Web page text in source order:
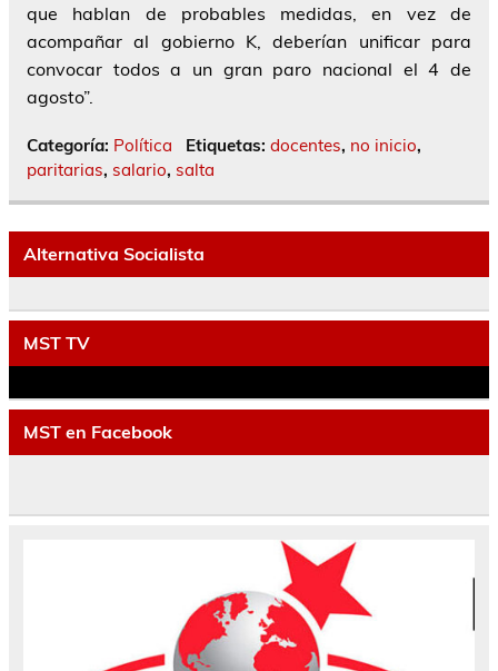
que hablan de probables medidas, en vez de
acompañar al gobierno K, deberían unificar para
convocar todos a un gran paro nacional el 4 de
agosto”.
Categoría: Política Etiquetas: docentes, no inicio,
paritarias, salario, salta
Alternativa Socialista
MST TV
MST en Facebook